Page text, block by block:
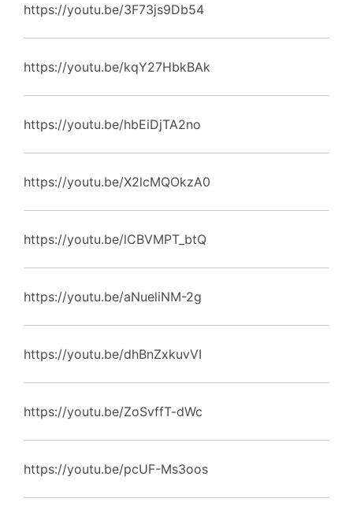
https://youtu.be/3F73js9Db54
https://youtu.be/kqY27HbkBAk
https://youtu.be/hbEiDjTA2no
https://youtu.be/X2lcMQOkzA0
https://youtu.be/lCBVMPT_btQ
https://youtu.be/aNueliNM-2g
https://youtu.be/dhBnZxkuvVI
https://youtu.be/ZoSvffT-dWc
https://youtu.be/pcUF-Ms3oos